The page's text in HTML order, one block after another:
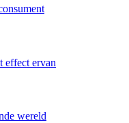
effect ervan
wereld